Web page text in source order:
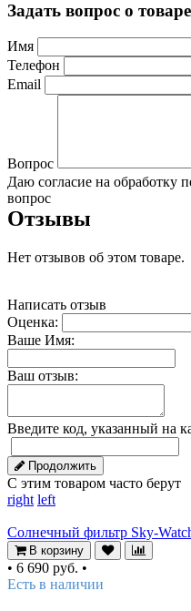
Задать вопрос о товаре
Имя
Телефон
Email
Вопрос
Даю согласие на обработку
вопрос
Отзывы
Нет отзывов об этом товаре.
Написать отзыв
Оценка:
Ваше Имя:
Ваш отзыв:
Введите код, указанный на
Продолжить
С этим товаром часто берут
right left
Солнечный фильтр Sky-
В корзину
• 6 690 руб. •
Есть в наличии